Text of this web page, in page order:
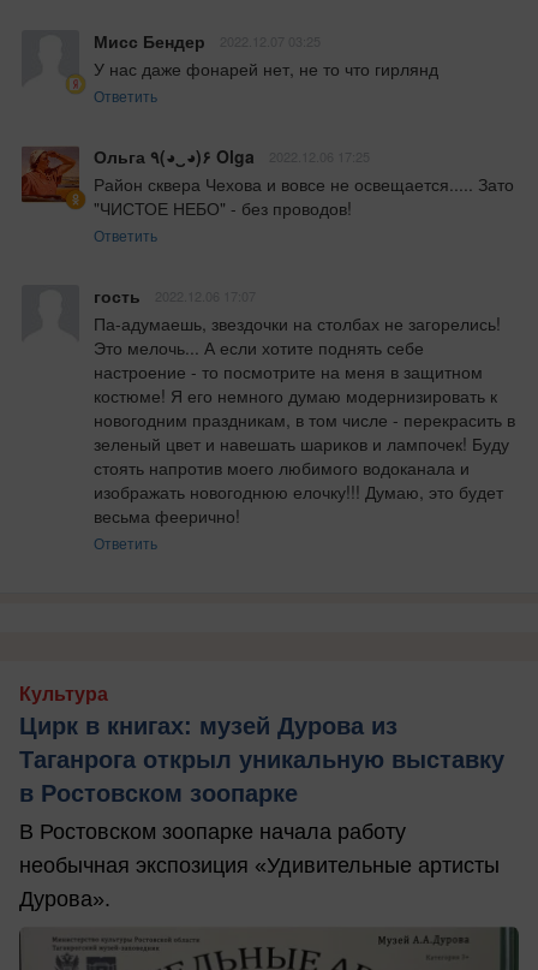
Мисс Бендер
У нас даже фонарей нет, не то что гирлянд
Ответить
Ольга ٩(◕‿◕)۶ Olga
Район сквера Чехова и вовсе не освещается..... Зато
"ЧИСТОЕ НЕБО" - без проводов!
Ответить
гость
Па-адумаешь, звездочки на столбах не загорелись!
Это мелочь... А если хотите поднять себе
настроение - то посмотрите на меня в защитном
костюме! Я его немного думаю модернизировать к
новогодним праздникам, в том числе - перекрасить в
зеленый цвет и навешать шариков и лампочек! Буду
стоять напротив моего любимого водоканала и
изображать новогоднюю елочку!!! Думаю, это будет
весьма феерично!
Ответить
Культура
Цирк в книгах: музей Дурова из
Таганрога открыл уникальную выставку
в Ростовском зоопарке
В Ростовском зоопарке начала работу
необычная экспозиция «Удивительные артисты
Дурова».